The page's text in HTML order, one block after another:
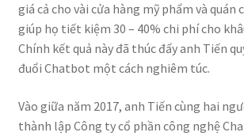
giá cả cho vài cửa hàng mỹ phẩm và quán
giúp họ tiết kiệm 30 – 40% chi phí cho
Chính kết quả này đã thúc đẩy anh Tiến
đuổi Chatbot một cách nghiêm túc.
Vào giữa năm 2017, anh Tiến cùng hai
thành lập Công ty cổ phần công nghệ